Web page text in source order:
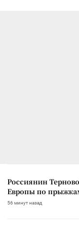
Россиянин
Европы по
56 минут назад